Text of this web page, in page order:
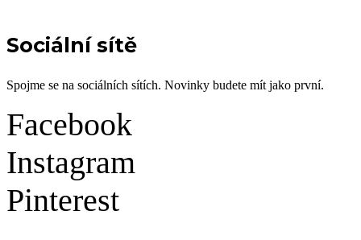
Sociální sítě
Spojme se na sociálních sítích. Novinky budete mít jako první.
Facebook
Instagram
Pinterest